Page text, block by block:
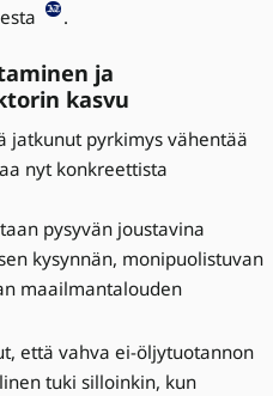
.
ja
kasvu
jatkunut pyrkimys vähentää
nyt konkreettista
pysyvän joustavina
kysynnän, monipuolistuvan
maailmantalouden
että vahva ei-öljytuotannon
tuki silloinkin, kun